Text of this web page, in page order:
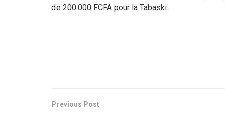
de 200.000 FCFA pour la Tabaski.
Previous Post